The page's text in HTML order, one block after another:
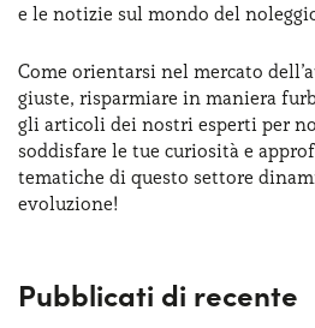
Serve assistenza?
e le notizie sul mondo del
Come orientarsi nel mercato
giuste, risparmiare in maniera
gli articoli dei nostri esperti per
soddisfare le tue curiosità e
tematiche di questo settore
evoluzione!
Pubblicati di recente